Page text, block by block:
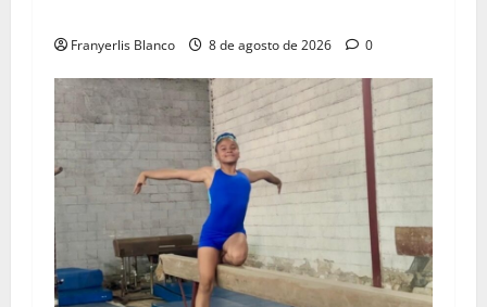
Franyerlis Blanco 8 de agosto de 2026 0